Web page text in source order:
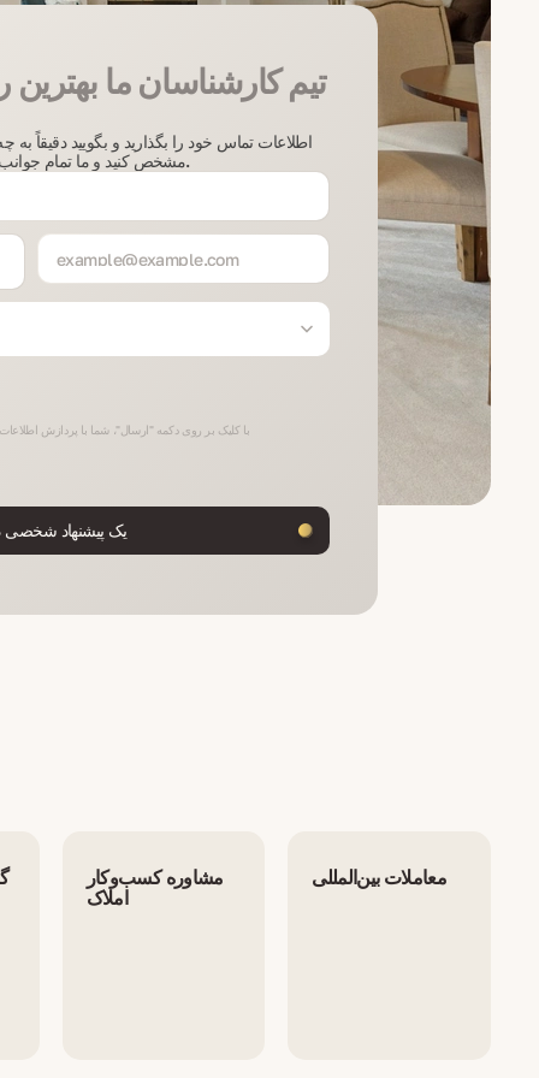
تیم کارشناسان ما
اطلاعات تماس خود را بگذارید و بگویید دقیقاً
مشخص کنید و ما تمام جوانب را در هنگام جستجو در نظر خواهیم گرفت.
با کلیک بر روی دکمه "ارسال"، شما با پردازش
یک پیشنهاد شخصی
مشاوره کسب‌وکار
املاک
معاملات بین‌المللی